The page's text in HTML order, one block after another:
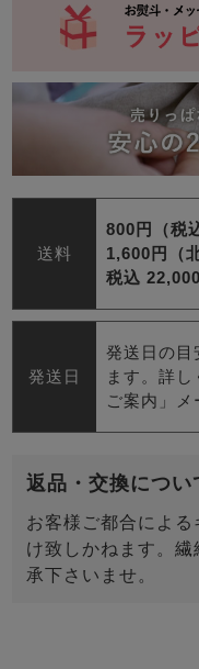
送料
800円（税
1,600円（
税込
発送日
発送日の目
ます。詳
ご案内」メ
返品・交換につい
お客様ご都合によ
け致しかねます。
承下さいませ。